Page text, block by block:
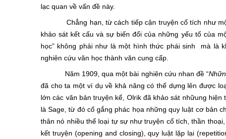
lạc quan về vấn đề này.
Chẳng hạn, từ cách tiếp cận truyện cổ tích như một
khảo sát kết cấu và sự biến đổi của những yếu tố của
học” không phải như là một hình thức phái sinh mà là
nghiên cứu văn học thành văn cung cấp.
Năm 1909, qua một bài nghiên cứu nhan đề “
đã cho ta một ví dụ về khả năng có thể dựng lên được
lớn các văn bản truyện kể, Olrik đã khảo sát nhữung
là Sage, từ đó cố gắng phác họa những quy luật cơ bản
thân nó nhiều thể loại tự sự như truyện cổ tích, thần
kết truyện (opening and closing), quy luật lặp lại